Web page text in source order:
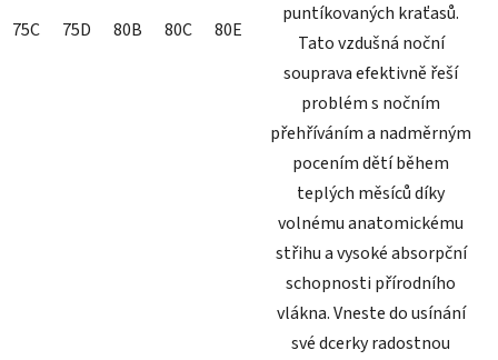
75C 75D 80B 80C 80E 85B
puntíkovaných kraťasů.
Tato vzdušná noční
souprava efektivně řeší
problém s nočním
přehříváním a nadměrným
pocením dětí během
teplých měsíců díky
volnému anatomickému
střihu a vysoké absorpční
schopnosti přírodního
vlákna. Vneste do usínání
své dcerky radostnou